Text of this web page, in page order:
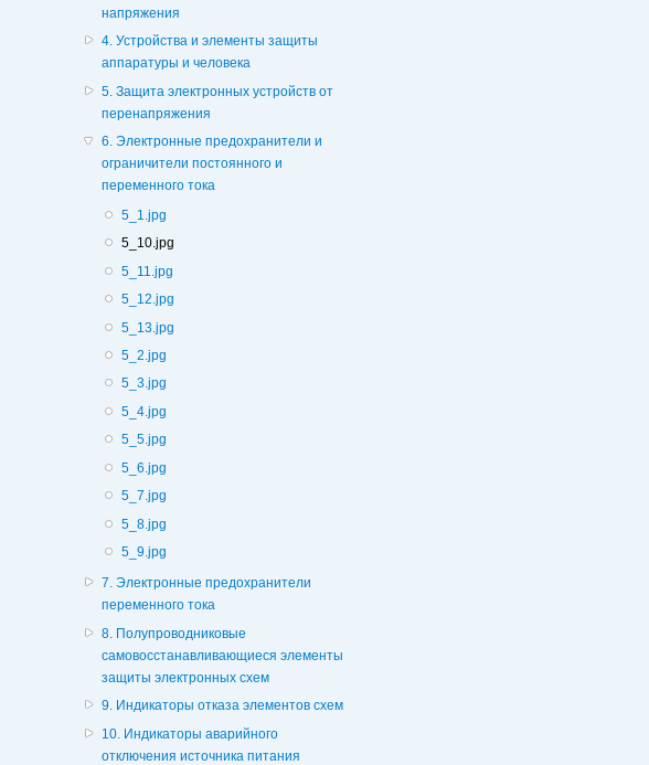
напряжения
4. Устройства и элементы защиты
аппаратуры и человека
5. Защита электронных устройств от
перенапряжения
6. Электронные предохранители и
ограничители постоянного и
переменного тока
5_1.jpg
5_10.jpg
5_11.jpg
5_12.jpg
5_13.jpg
5_2.jpg
5_3.jpg
5_4.jpg
5_5.jpg
5_6.jpg
5_7.jpg
5_8.jpg
5_9.jpg
7. Электронные предохранители
переменного тока
8. Полупроводниковые
самовосстанавливающиеся элементы
защиты электронных схем
9. Индикаторы отказа элементов схем
10. Индикаторы аварийного
отключения источника питания